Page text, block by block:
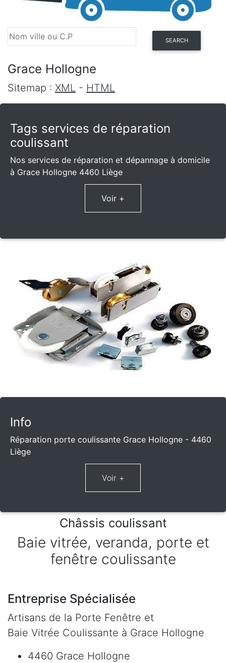
SEARCH
Grace Hollogne
Sitemap : XML - HTML
Tags services de réparation
coulissant
Nos services de réparation et dépannage à domicile
à Grace Hollogne 4460 Liège
Voir +
Info
Réparation porte coulissante Grace Hollogne - 4460
Liège
Châssis coulissant
Baie vitrée, veranda, porte et
fenêtre coulissante
Entreprise Spécialisée
Artisans de la Porte Fenêtre et
Baie Vitrée Coulissante à Grace Hollogne
4460 Grace Hollogne